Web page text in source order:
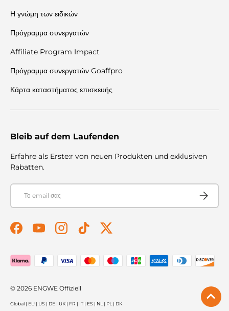
Η γνώμη των ειδικών
Πρόγραμμα συνεργατών
Affiliate Program Impact
Πρόγραμμα συνεργατών Goaffpro
Κάρτα καταστήματος επισκευής
Bleib auf dem Laufenden
Erfahre als Erste:r von neuen Produkten und exklusiven
Rabatten.
E-mail
FacebookYouTubeInstagramTikTokTwitter
Αποδεκτοί τρόποι πληρωμής
© 2026 ENGWE Offiziell
Global | EU | US | DE | UK | FR | IT | ES | NL | PL | DK